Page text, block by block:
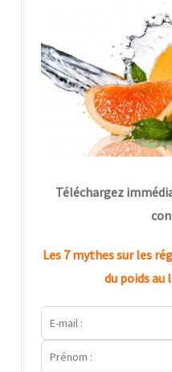
Téléchargez
Les 7 mythes sur les
du poids au